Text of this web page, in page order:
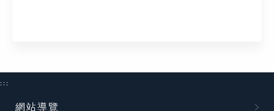
:::
網站導覽